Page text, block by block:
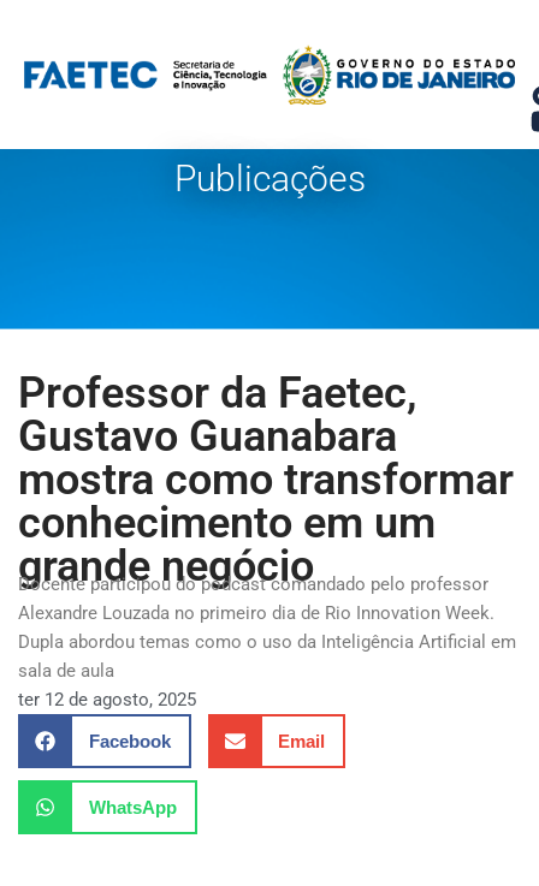
Pular
para
conteúdo
Publicações
Professor da Faetec,
Gustavo Guanabara
mostra como transformar
conhecimento em um
grande negócio
Docente participou do podcast comandado pelo professor
Alexandre Louzada no primeiro dia de Rio Innovation Week.
Dupla abordou temas como o uso da Inteligência Artificial em
sala de aula
ter 12 de agosto, 2025
Facebook Email
WhatsApp